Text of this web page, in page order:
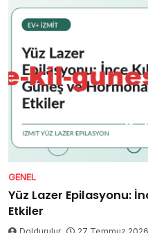
GENEL
Yüz Lazer Epilasyonu:
Etkiler